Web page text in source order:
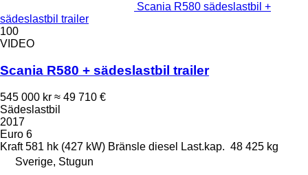
Scania R580 sädeslastbil +
sädeslastbil trailer
100
VIDEO
Scania R580 + sädeslastbil trailer
545 000 kr ≈ 49 710 €
Sädeslastbil
2017
Euro 6
Kraft 581 hk (427 kW) Bränsle diesel Last.kap. 48 425 kg
Sverige, Stugun